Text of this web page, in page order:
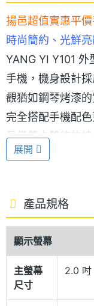
揚邑超值實惠平
時尚簡約、光鮮亮
YANG YI Y101
手機，機身設計
觀猶如鋼琴烤漆
完全搭配手機配
具備雙卡雙待的
得更清楚，另外
GSM 雙卡雙待
YANG YI Y101
卡，讓您不會漏
一支手機的節省
可自行選擇待機
展開
產品規格
顯示螢幕
主螢幕
尺寸
2.0 吋